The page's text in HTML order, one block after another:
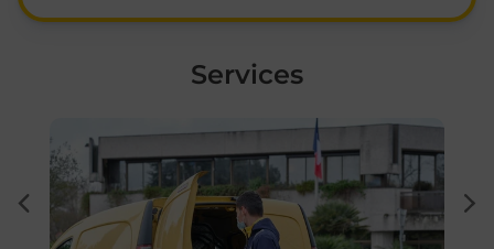
Services
En savoir plus